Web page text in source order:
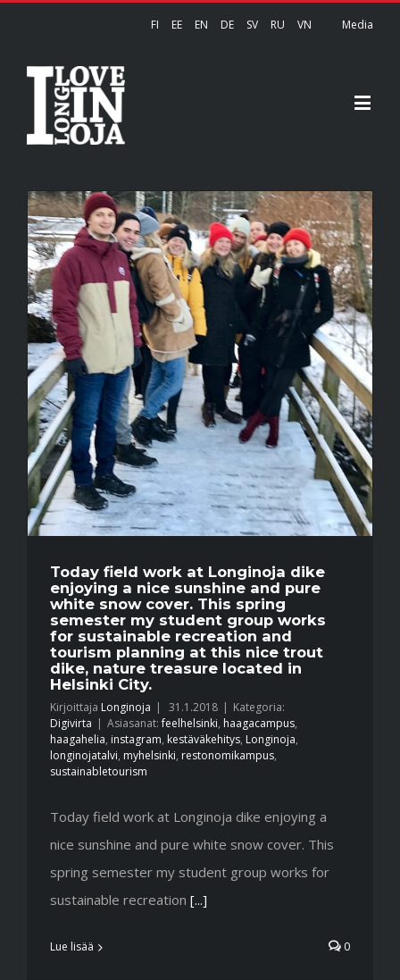
FI EE EN DE SV RU VN Media
Today field work at Longinoja dike
enjoying a nice sunshine and pure
white snow cover. This spring
semester my student group works
for sustainable recreation and
tourism planning at this nice trout
dike, nature treasure located in
Helsinki City.
Kirjoittaja Longinoja 31.1.2018
Kategoria:
Digivirta
Asiasanat:feelhelsinki, haagacampus,
haagahelia, instagram, kestäväkehitys, Longinoja,
longinojatalvi, myhelsinki, restonomikampus,
sustainabletourism
Today field work at Longinoja dike enjoying a
nice sunshine and pure white snow cover. This
spring semester my student group works for
sustainable recreation [...]
Lue lisää 0